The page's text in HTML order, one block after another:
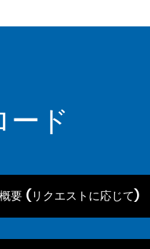
ド
要 (リクエストに応じて)